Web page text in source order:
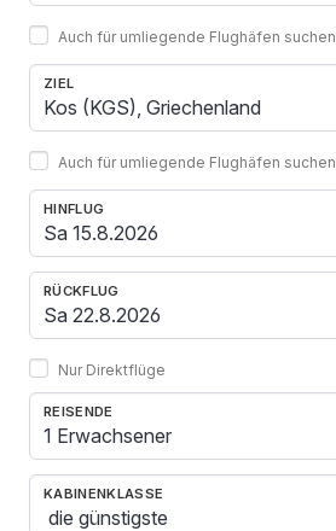
Auch für umliegende Flughäfen suchen
ZIEL
Auch für umliegende Flughäfen suchen
HINFLUG
RÜCKFLUG
Nur Direktflüge
REISENDE
1 Erwachsener
KABINENKLASSE